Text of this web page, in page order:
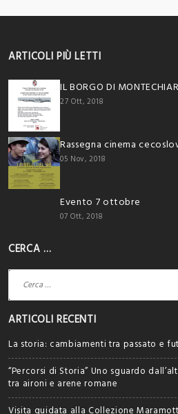
ARTICOLI PIÙ LETTI
IL BORGO DI
27 Ott, 2018
Rassegna cinema
05 Nov, 2018
Evento 7 ottobre
07 Ott, 2018
CERCA …
Ricerca
per:
ARTICOLI RECENTI
La storia: cambiamenti tra passato e
“Percorsi di Storia” Uno sguardo
tra aironi e arene romane
Visita guidata alla Collezione